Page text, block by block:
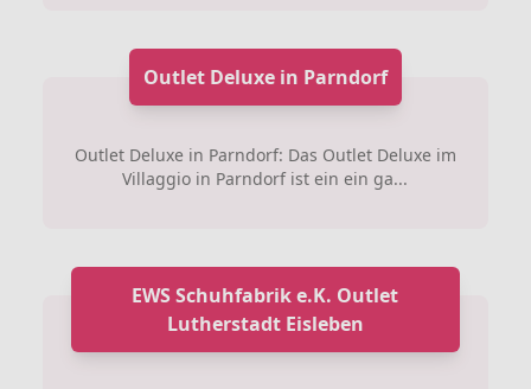
Outlet Deluxe in Parndorf
Outlet Deluxe in Parndorf: Das Outlet Deluxe im
Villaggio in Parndorf ist ein ein ga...
EWS Schuhfabrik e.K. Outlet
Lutherstadt Eisleben